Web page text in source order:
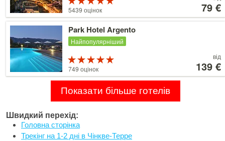
5 з 5
5439 оцінок 79 €
Park Hotel Argento
Найпопулярніший
5 з 5
749 оцінок
від
139 €
Детальніше
Показати більше готелів
Швидкий перехід:
Головна сторінка
Трекінг на 1-2 дні в Чінкве-Терре